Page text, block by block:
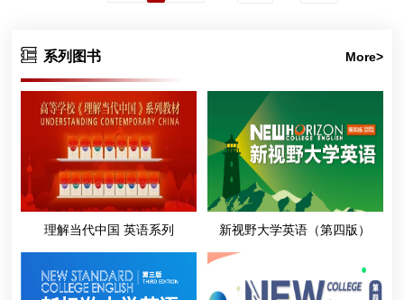
系列图书 More>
理解当代中国 英语系列 新视野大学英语（第四版）